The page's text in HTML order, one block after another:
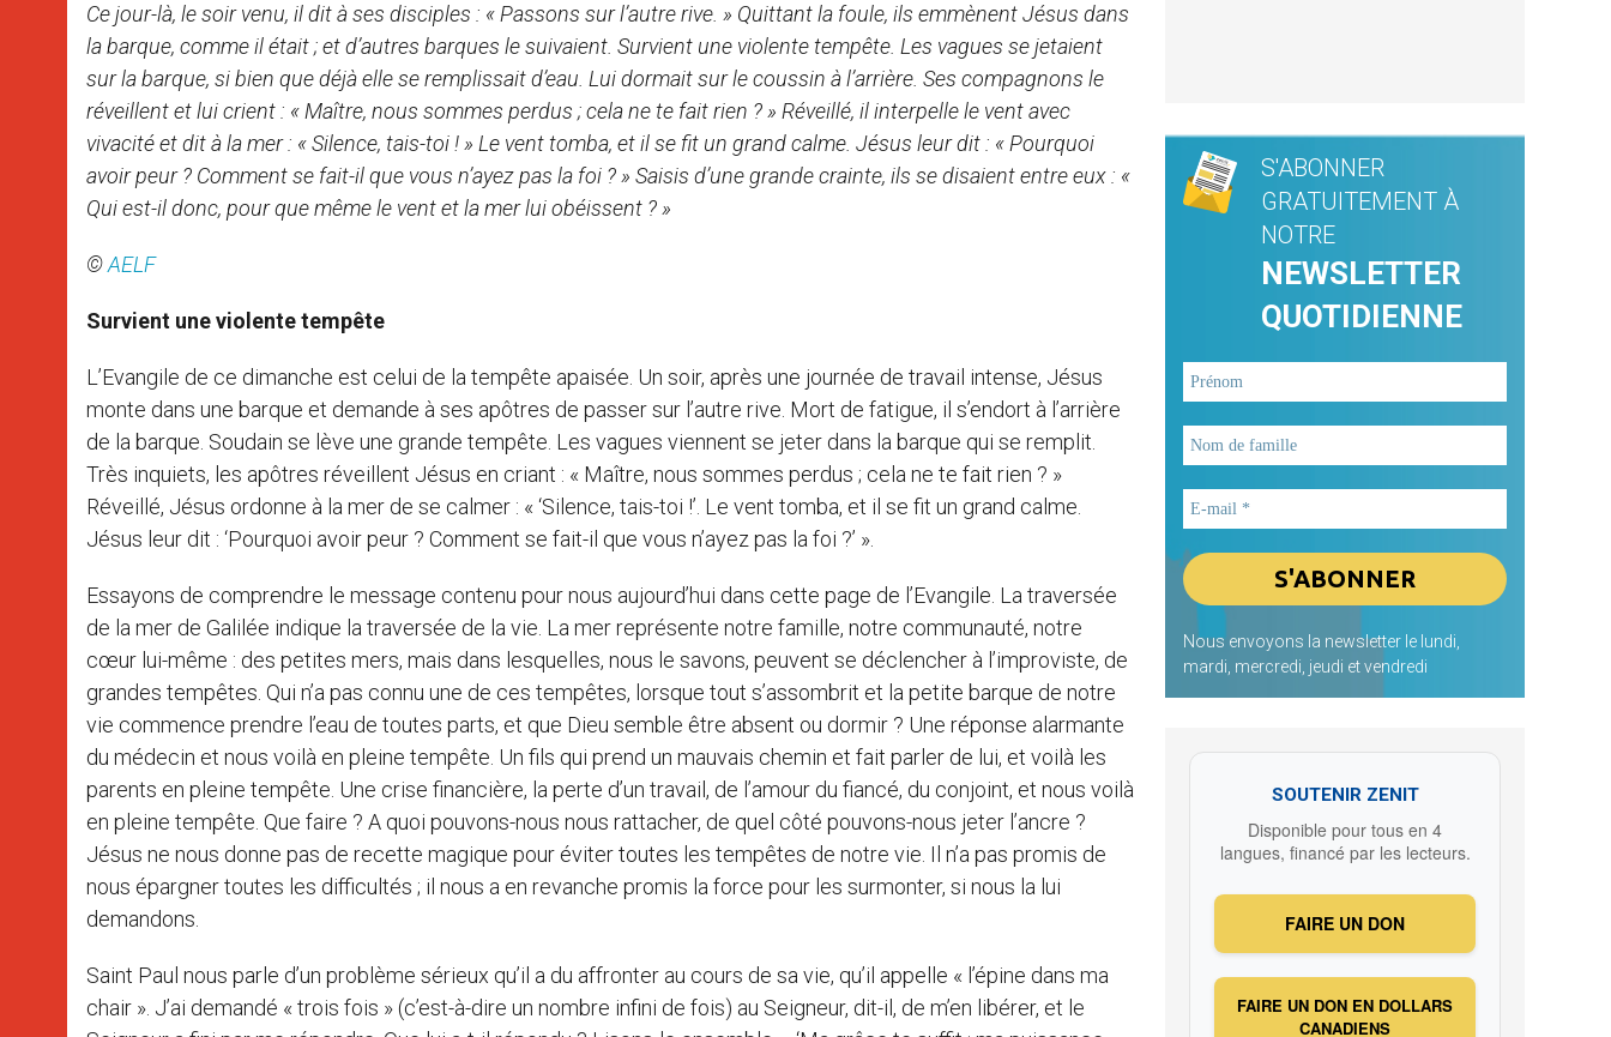
Ce jour-là, le soir venu, il dit à ses disciples : « Passons sur l’autre rive. » Quittant la foule, ils emmènent Jésus dans
la barque, comme il était ; et d’autres barques le suivaient. Survient une violente tempête. Les vagues se jetaient
sur la barque, si bien que déjà elle se remplissait d’eau. Lui dormait sur le coussin à l’arrière. Ses compagnons le
réveillent et lui crient : « Maître, nous sommes perdus ; cela ne te fait rien ? » Réveillé, il interpelle le vent avec
vivacité et dit à la mer : « Silence, tais-toi ! » Le vent tomba, et il se fit un grand calme. Jésus leur dit : « Pourquoi
avoir peur ? Comment se fait-il que vous n’ayez pas la foi ? » Saisis d’une grande crainte, ils se disaient entre eux : «
Qui est-il donc, pour que même le vent et la mer lui obéissent ? »
©AELF
Survient une violente tempête
L’Evangile de ce dimanche est celui de la tempête apaisée. Un soir, après une journée de travail intense, Jésus
monte dans une barque et demande à ses apôtres de passer sur l’autre rive. Mort de fatigue, il s’endort à l’arrière
de la barque. Soudain se lève une grande tempête. Les vagues viennent se jeter dans la barque qui se remplit.
Très inquiets, les apôtres réveillent Jésus en criant : « Maître, nous sommes perdus ; cela ne te fait rien ? »
Réveillé, Jésus ordonne à la mer de se calmer : « ‘Silence, tais-toi !’. Le vent tomba, et il se fit un grand calme.
Jésus leur dit : ‘Pourquoi avoir peur ? Comment se fait-il que vous n’ayez pas la foi ?’ ».
Essayons de comprendre le message contenu pour nous aujourd’hui dans cette page de l’Evangile. La traversée
de la mer de Galilée indique la traversée de la vie. La mer représente notre famille, notre communauté, notre
cœur lui-même : des petites mers, mais dans lesquelles, nous le savons, peuvent se déclencher à l’improviste, de
grandes tempêtes. Qui n’a pas connu une de ces tempêtes, lorsque tout s’assombrit et la petite barque de notre
vie commence prendre l’eau de toutes parts, et que Dieu semble être absent ou dormir ? Une réponse alarmante
du médecin et nous voilà en pleine tempête. Un fils qui prend un mauvais chemin et fait parler de lui, et voilà les
parents en pleine tempête. Une crise financière, la perte d’un travail, de l’amour du fiancé, du conjoint, et nous voilà
en pleine tempête. Que faire ? A quoi pouvons-nous nous rattacher, de quel côté pouvons-nous jeter l’ancre ?
Jésus ne nous donne pas de recette magique pour éviter toutes les tempêtes de notre vie. Il n’a pas promis de
nous épargner toutes les difficultés ; il nous a en revanche promis la force pour les surmonter, si nous la lui
demandons.
Saint Paul nous parle d’un problème sérieux qu’il a du affronter au cours de sa vie, qu’il appelle « l’épine dans ma
chair ». J’ai demandé « trois fois » (c’est-à-dire un nombre infini de fois) au Seigneur, dit-il, de m’en libérer, et le
S'ABONNER
GRATUITEMENT À
NOTRE
NEWSLETTER
QUOTIDIENNE
Nous envoyons la newsletter le lundi,
mardi, mercredi, jeudi et vendredi
SOUTENIR ZENIT
Disponible pour tous en 4
langues, financé par les lecteurs.
FAIRE UN DON
FAIRE UN DON EN DOLLARS
CANADIENS